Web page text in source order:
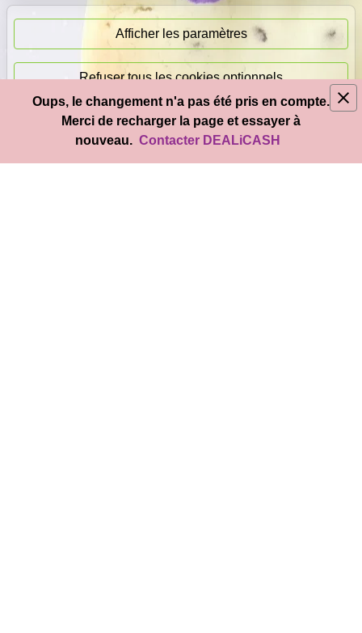
Afficher les paramètres
Refuser tous les cookies optionnels
Accepter tous les cookies
immédiat
© 2026 DEALiCASH- Tous droits réservés
Oups, le changement n'a pas été pris en compte.
Merci de recharger la page et essayer à
nouveau. Contacter DEALiCASH